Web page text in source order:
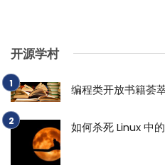
开源学村
编程类开放书籍荟
如何杀死 Linux 中